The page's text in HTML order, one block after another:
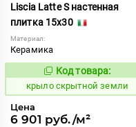
Liscia Latte S настенная
плитка 15x30
Материал:
Керамика
839405
Код товара:
крыло скрытной земли
Цена
6 901 руб./м²